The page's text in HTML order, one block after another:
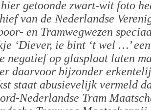
getoonde zwart-wit foto
van de Nederlandse
en Tramwegwezen
‘Diever, ie bint ‘t wel …’
negatief op glasplaat laten
daarvoor bijzonder
staat abusievelijk vermeld
Nederlandse Tram